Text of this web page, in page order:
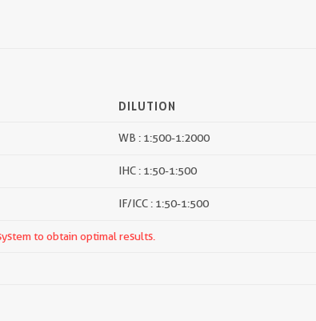
DILUTION
WB : 1:500-1:2000
IHC : 1:50-1:500
IF/ICC : 1:50-1:500
to obtain optimal results.